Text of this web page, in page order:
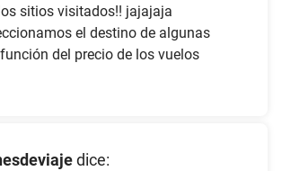
sitios visitados!! jajajaja
el destino de algunas
del precio de los vuelos
dice: